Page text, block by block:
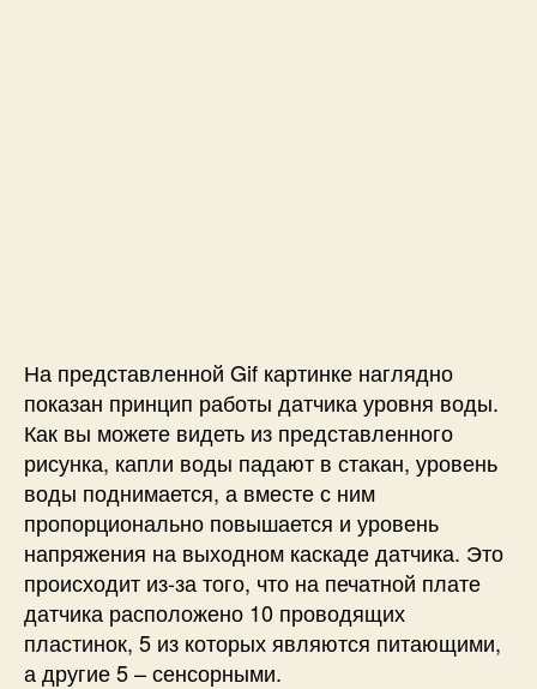
На представленной Gif картинке наглядно
показан принцип работы датчика уровня воды.
Как вы можете видеть из представленного
рисунка, капли воды падают в стакан, уровень
воды поднимается, а вместе с ним
пропорционально повышается и уровень
напряжения на выходном каскаде датчика. Это
происходит из-за того, что на печатной плате
датчика расположено 10 проводящих
пластинок, 5 из которых являются питающими,
а другие 5 – сенсорными.